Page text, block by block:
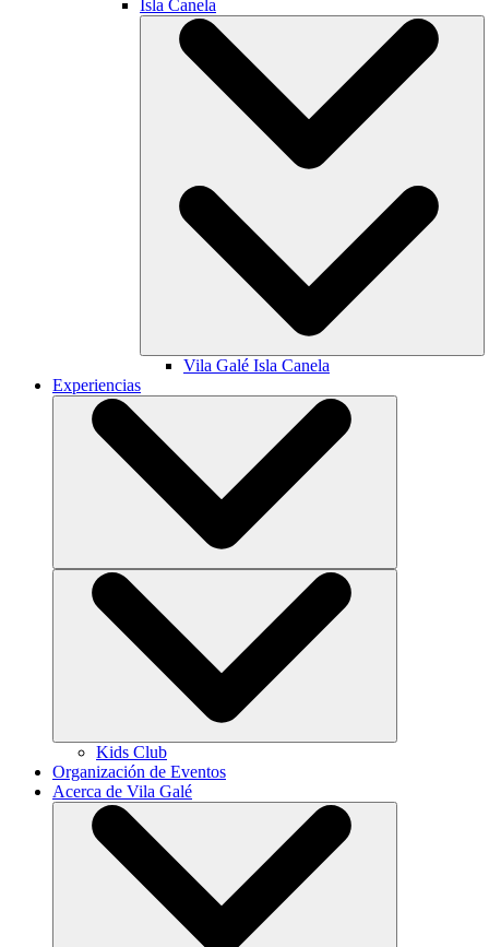
Isla Canela
Vila Galé Isla Canela
Experiencias
Kids Club
Organización de Eventos
Acerca de Vila Galé